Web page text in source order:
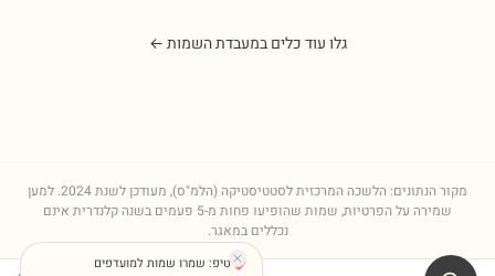
גלו עוד כלים במעבדת השמות ←
מקור הנתונים: הלשכה המרכזית לסטטיסטיקה (הלמ"ס), מעודכן לשנת2024. למען
שמירה על הפרטיות, שמות שהופיעו פחות מ-5 פעמים בשנה קלנדרית אינם
נכללים במאגר.
טיפ: שמרו שמות למועדפים